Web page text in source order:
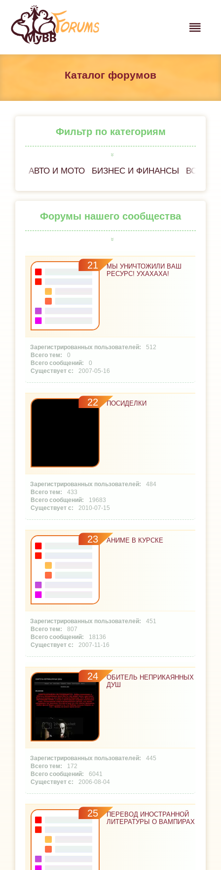
Каталог форумов
Фильтр по категориям
АВТО И МОТО БИЗНЕС И ФИНАНСЫ ВСЁ
Форумы нашего сообщества
21
МЫ УНИЧТОЖИЛИ ВАШ
РЕСУРС! УХАХАХА!
512
0
0
2007-05-16
22 ПОСИДЕЛКИ
484
433
19683
2010-07-15
23 АНИМЕ В КУРСКЕ
451
807
18136
2007-11-16
24
ОБИТЕЛЬ НЕПРИКАЯННЫХ
ДУШ
445
172
6041
2006-08-04
25
ПЕРЕВОД ИНОСТРАННОЙ
ЛИТЕРАТУРЫ О ВАМПИРАХ